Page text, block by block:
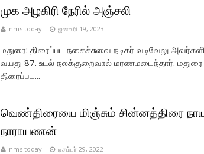
முக அழகிரி நேரில் அஞ்சலி
nms today ஜனவரி 19, 2023
மதுரை: திரைப்பட நகைச்சுவை நடிகர் வடிவேலு
வயது 87. உடல் நலக்குறைவால் மரணமடைந்தார். மதுரை
திரைப்பட...
வெண்திரையை மிஞ்சும் சின்னத்திரை
நாராயணன்
nms today டிசம்பர் 29, 2022